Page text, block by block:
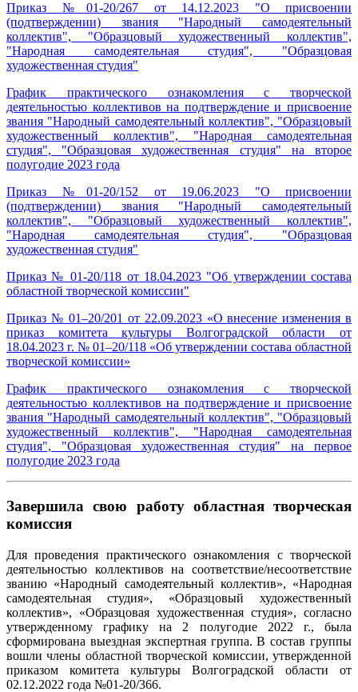
Приказ №01-20/267 от 14.12.2023 "О присвоении
(подтверждении) звания "Народный самодеятельный
коллектив", "Образцовый художественный коллектив",
"Народная самодеятельная студия", "Образцовая
художественная студия"
График практического ознакомления с творческой
деятельностью коллективов на подтверждение и присвоение
звания "Народный самодеятельный коллектив", "Образцовый
художественный коллектив", "Народная самодеятельная
студия", "Образцовая художественная студия" на второе
полугодие 2023 года
Приказ №01-20/152 от 19.06.2023 "О присвоении
(подтверждении) звания "Народный самодеятельный
коллектив", "Образцовый художественный коллектив",
"Народная самодеятельная студия", "Образцовая
художественная студия"
Приказ № 01-20/118 от 18.04.2023 "Об утверждении состава
областной творческой комиссии"
Приказ № 01–20/201 от 22.09.2023 «О внесение изменения в
приказ комитета культуры Волгоградской области от
18.04.2023 г. № 01–20/118 «Об утверждении состава областной
творческой комиссии»
График практического ознакомления с творческой
деятельностью коллективов на подтверждение и присвоение
звания "Народный самодеятельный коллектив", "Образцовый
художественный коллектив", "Народная самодеятельная
студия", "Образцовая художественная студия" на первое
полугодие 2023 года
Завершила свою работу областная творческая
комиссия
Для проведения практического ознакомления с творческой
деятельностью коллективов на соответствие/несоответствие
званию «Народный самодеятельный коллектив», «Народная
самодеятельная студия», «Образцовый художественный
коллектив», «Образцовая художественная студия», согласно
утвержденному графику на 2 полугодие 2022 г., была
сформирована выездная экспертная группа. В состав группы
вошли члены областной творческой комиссии, утвержденной
приказом комитета культуры Волгоградской области от
02.12.2022 года №01-20/366.